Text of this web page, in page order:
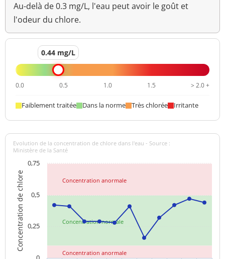
Au-delà de 0.3 mg/L, l'eau peut avoir le goût et
l'odeur du chlore.
0.44 mg/L
0.0 0.5 1.0 1.5 > 2.0 +
Faiblement traitée Dans la norme Très chlorée Irritante
Concentration normale
Concentration anormale
Concentration anormale
Concentration de chlore
Evolution de la concentration de chlore dans l'eau - Source :
Ministère de la Santé
0,25
0,5
0,75